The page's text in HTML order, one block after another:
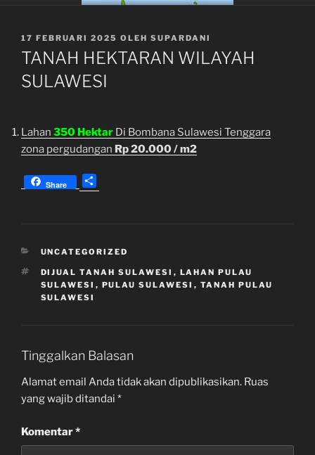
DIPOSKAN
PADA
17 FEBRUARI 2025 OLEH SUPARDANI
TANAH HEKTARAN WILAYAH
SULAWESI
Lahan 350 Hektar Di Bombana Sulawesi Tenggara
zona pergudangan Rp 20.000 / m2
Share
h
KATEGORI
UNCATEGORIZED
TAG
DIJUAL TANAH SULAWESI , LAHAN PULAU
SULAWESI , PULAU SULAWESI , TANAH PULAU
SULAWESI
Tinggalkan Balasan
Alamat email Anda tidak akan dipublikasikan. Ruas
yang wajib ditandai *
Komentar*